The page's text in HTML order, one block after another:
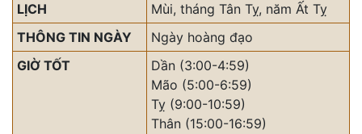
LỊCH
Mùi, tháng Tân Tỵ, năm Ất Tỵ
THÔNG TIN NGÀY
Ngày hoàng đạo
GIỜ TỐT
Dần (3:00-4:59)
Mão (5:00-6:59)
Tỵ (9:00-10:59)
Thân (15:00-16:59)